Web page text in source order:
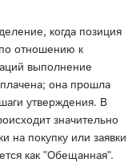
когда позиция
отношению к
выполнение
она прошла
утверждения. В
значительно
на покупку или заявки
как "Обещанная".